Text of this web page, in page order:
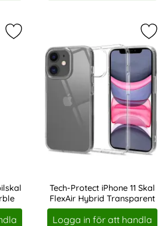
Markera oNSALA iPhone 11
Tech-Protect iPhone 11 Skal
FlexAir Hybrid Transparent
Art. nr 208513
Logga in för att handla